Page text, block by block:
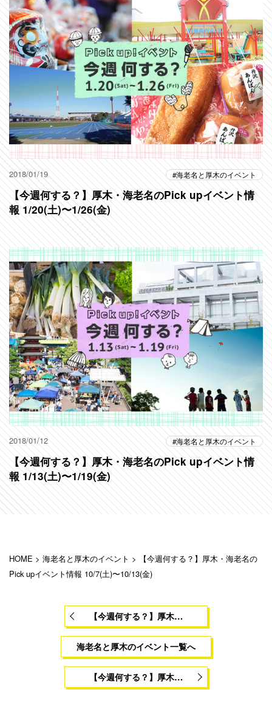
2018/01/19 海老名と厚木のイベント
【今週何する？】厚木・海老名のPick upイベント情
報 1/20(土)〜1/26(金)
2018/01/12 海老名と厚木のイベント
【今週何する？】厚木・海老名のPick upイベント情
報 1/13(土)〜1/19(金)
HOME > 海老名と厚木のイベント >
【今週何する？】厚木・海老名の
Pick upイベント情報 10/7(土)〜10/13(金)
【今週何する？】厚木…
海老名と厚木のイベント一覧へ
【今週何する？】厚木…